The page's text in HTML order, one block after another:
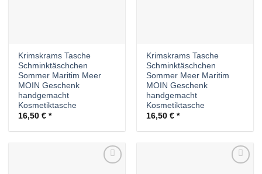
Krimskrams Tasche
Schminktäschchen
Sommer Maritim Meer
MOIN Geschenk
handgemacht
Kosmetiktasche
16,50€
Krimskrams Tasche
Schminktäschchen
Sommer Meer Maritim
MOIN Geschenk
handgemacht
Kosmetiktasche
16,50€